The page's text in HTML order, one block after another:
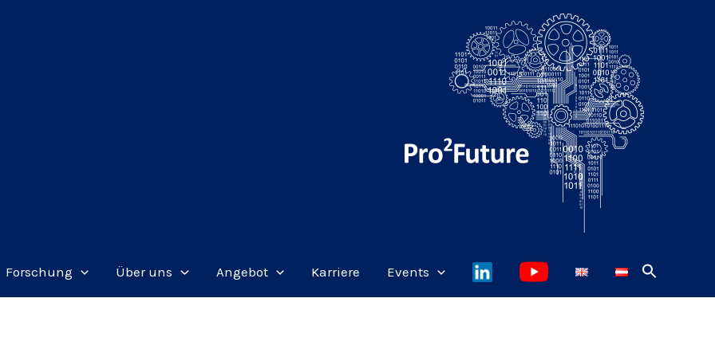
Forschung Über uns Angebot Karriere Events